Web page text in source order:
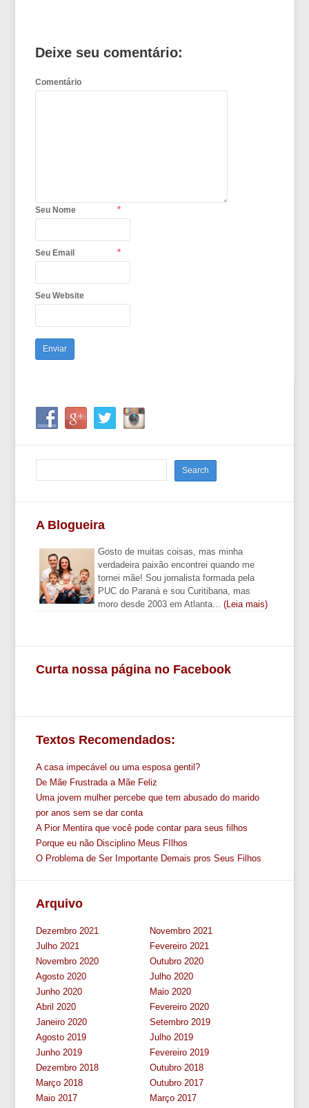
Deixe seu comentário:
Comentário
Seu Nome *
Seu Email *
Seu Website
A Blogueira
Gosto de muitas coisas, mas minha
verdadeira paixão encontrei quando me
tornei mãe! Sou jornalista formada pela
PUC do Paraná e sou Curitibana, mas
moro desde 2003 em Atlanta...(Leia mais)
Curta nossa página no Facebook
Textos Recomendados:
A casa impecável ou uma esposa gentil?
De Mãe Frustrada a Mãe Feliz
Uma jovem mulher percebe que tem abusado do marido
por anos sem se dar conta
A Pior Mentira que você pode contar para seus filhos
Porque eu não Disciplino Meus FIlhos
O Problema de Ser Importante Demais pros Seus Filhos
Arquivo
Dezembro 2021
Novembro 2021
Julho 2021
Fevereiro 2021
Novembro 2020
Outubro 2020
Agosto 2020
Julho 2020
Junho 2020
Maio 2020
Abril 2020
Fevereiro 2020
Janeiro 2020
Setembro 2019
Agosto 2019
Julho 2019
Junho 2019
Fevereiro 2019
Dezembro 2018
Outubro 2018
Março 2018
Outubro 2017
Maio 2017
Março 2017